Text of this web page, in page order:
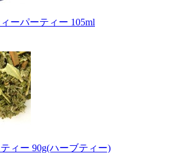
ーパーティー 105ml
ィー 90g(ハーブティー)